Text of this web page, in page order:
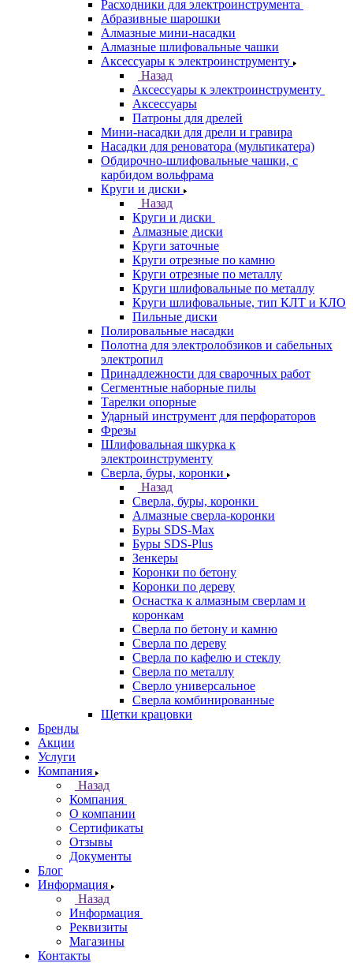
Расходники для электроинструмента
Абразивные шарошки
Алмазные мини-насадки
Алмазные шлифовальные чашки
Аксессуары к электроинструменту
Назад
Аксессуары к электроинструменту
Аксессуары
Патроны для дрелей
Мини-насадки для дрели и гравира
Насадки для реноватора (мультикатера)
Обдирочно-шлифовальные чашки, с
карбидом вольфрама
Круги и диски
Назад
Круги и диски
Алмазные диски
Круги заточные
Круги отрезные по камню
Круги отрезные по металлу
Круги шлифовальные по металлу
Круги шлифовальные, тип КЛТ и КЛО
Пильные диски
Полировальные насадки
Полотна для электролобзиков и сабельных
электропил
Принадлежности для сварочных работ
Сегментные наборные пилы
Тарелки опорные
Ударный инструмент для перфораторов
Фрезы
Шлифовальная шкурка к
электроинструменту
Сверла, буры, коронки
Назад
Сверла, буры, коронки
Алмазные сверла-коронки
Буры SDS-Max
Буры SDS-Plus
Зенкеры
Коронки по бетону
Коронки по дереву
Оснастка к алмазным сверлам и
коронкам
Сверла по бетону и камню
Сверла по дереву
Сверла по кафелю и стеклу
Сверла по металлу
Сверло универсальное
Сверла комбинированные
Щетки крацовки
Бренды
Акции
Услуги
Компания
Назад
Компания
О компании
Сертификаты
Отзывы
Документы
Блог
Информация
Назад
Информация
Реквизиты
Магазины
Контакты